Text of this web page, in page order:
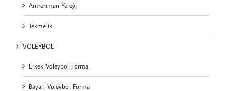
Antrenman Yeleği
Tekmelik
VOLEYBOL
Erkek Voleybol Forma
Bayan Voleybol Forma